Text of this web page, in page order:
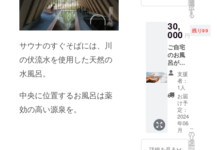
サウナのすぐそばには、川
の伏流水を使用した天然の
水風呂。
中央に位置するお風呂は薬
効の高い源泉を。
ポン
ケット
の有効
期限が
ござい
ますの
でご了
承くだ
さい。
（発行
から1
年）
日だけ
のとて
も貴重
な体験
のため1
名1口の
支援と
なりま
す。 是
非ご参
加くだ
さい。
す 1日
だけの
とても
貴重な
体験の
ため1名
1口の支
援とな
りま
す。 是
非ご参
加くだ
さい。
る方は
るまで
通って
掘って
いただ
いても
かまい
ませ
ん） 遠
方のお
客様の
方は温
泉ス
タッフ
がお手
伝いし
ますの
選
択
す
る
30,
000 円
残り99
ご自宅
のお風
呂が知
内温泉
に！！
サウナ
気分も
味わう
ことが
できる
オリジ
ナル
グッズ
のセッ
支援
者：
1人
お届
け予
定：
2024
年06
月
こ
の
リ
タ
ー